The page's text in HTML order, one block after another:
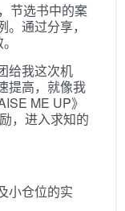
节选书中的案
通过分享，
给我这次机
提高，就像我
ME UP》
，进入求知的
小仓位的实